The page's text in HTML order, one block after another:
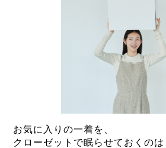
お気に入りの一着を、
クローゼットで眠らせておくのは